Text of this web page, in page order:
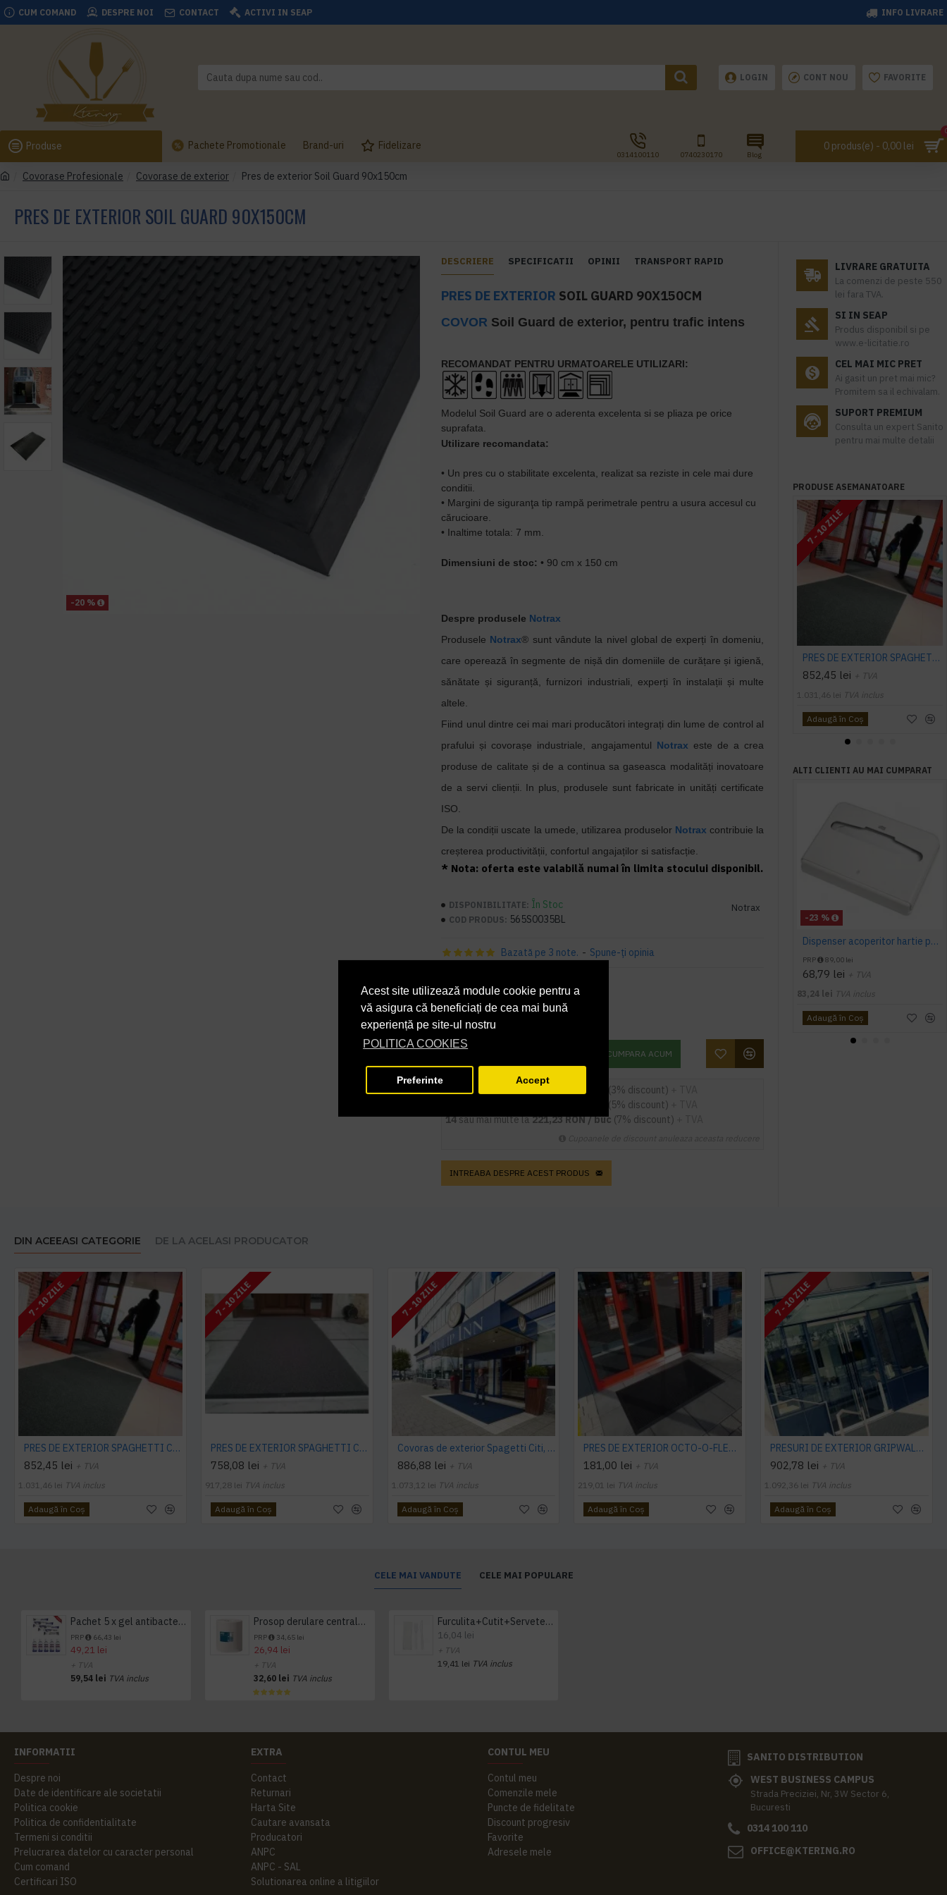
Acest site utilizează module cookie pentru a
vă asigura că beneficiați de cea mai bună
experiență pe site-ul nostru
POLITICA COOKIES
Preferinte Accept
CUM COMAND DESPRE NOI CONTACT ACTIVI IN SEAP INFO LIVRARE
LOGIN CONT NOU FAVORITE
Produse Pachete Promotionale Brand-uri Fidelizare
0314100110 0740230170 Blog
0 produs(e) - 0,00 lei
Covorase Profesionale Covorase de exterior Pres de exterior Soil Guard 90x150cm
PRES DE EXTERIOR SOIL GUARD 90X150CM
-20 %
DESCRIERE SPECIFICATII OPINII TRANSPORT RAPID
PRES DE EXTERIOR SOIL GUARD 90X150CM
COVOR Soil Guard de exterior, pentru trafic intens
RECOMANDAT PENTRU URMATOARELE UTILIZARI:
Modelul Soil Guard are o aderenta excelenta si se pliaza pe orice
suprafata.
Utilizare recomandata:
• Un pres cu o stabilitate excelenta, realizat sa reziste in cele mai dure
conditii.
• Margini de siguranţa tip rampă perimetrale pentru a usura accesul cu
cărucioare.
• Inaltime totala: 7 mm.
Dimensiuni de stoc: • 90 cm x 150 cm
Despre produsele Notrax
Produsele Notrax® sunt vândute la nivel global de experți în domeniu,
care operează în segmente de nișă din domeniile de curățare și igienă,
sănătate și siguranță, furnizori industriali, experți în instalații și multe
altele.
Fiind unul dintre cei mai mari producători integrați din lume de control al
prafului și covorașe industriale, angajamentul Notrax este de a crea
produse de calitate și de a continua sa gaseasca modalități inovatoare
de a servi clienții. In plus, produsele sunt fabricate in unități certificate
ISO.
De la condiții uscate la umede, utilizarea produselor Notrax contribuie la
creșterea productivității, confortul angajaților si satisfacție.
* Nota: oferta este valabilă numai în limita stocului disponibil.
DISPONIBILITATE: În Stoc
COD PRODUS: 565S0035BL
Notrax
Bazată pe 3 note. - Spune-ţi opinia
237,88 lei+ TVA
287,83 leiTVA inclus
CUMPARA ACUM
5sau mai multe la 230,74 RON / buc (3% discount)
(5% discount)
14sau mai multe la221,23 RON / buc (7% discount)
INTREABA DESPRE ACEST PRODUS
LIVRARE GRATUITA
La comenzi de peste 550
lei fara TVA.
SI IN SEAP
Produs disponibil si pe
www.e-licitatie.ro
CEL MAI MIC PRET
Ai gasit un pret mai mic?
Promitem sa il echivalam.
SUPORT PREMIUM
Consulta un expert Sanito
pentru mai multe detalii
PRODUSE ASEMANATOARE
7 - 10 ZILE
PRES DE EXTERIOR SPAGHETTI CITI 10 MM, CU STRAT SUPORT
852,45 lei + TVA
1.031,46 lei TVA inclus
Adaugă în Coş
ALTI CLIENTI AU MAI CUMPARAT
-23 %
Dispenser acoperitor hartie pentru colac WC, Tork
PRP 89,00 lei
68,79 lei + TVA
83,24 lei TVA inclus
Adaugă în Coş
DIN ACEEASI CATEGORIE DE LA ACELASI PRODUCATOR
7 - 10 ZILE
PRES DE EXTERIOR SPAGHETTI CITI 10 MM, CU STRAT SUPORT
852,45 lei + TVA
1.031,46 lei TVA inclus
Adaugă în Coş
7 - 10 ZILE
PRES DE EXTERIOR SPAGHETTI CITI 14 MM, FARA STRAT SUPORT, CARBUNE
758,08 lei + TVA
917,28 lei TVA inclus
Adaugă în Coş
7 - 10 ZILE
Covoras de exterior Spagetti Citi, 16 mm, cu strat suport
886,88 lei + TVA
1.073,12 lei TVA inclus
Adaugă în Coş
PRES DE EXTERIOR OCTO-O-FLEX, cu rampa perimetrala
181,00 lei + TVA
219,01 lei TVA inclus
Adaugă în Coş
7 - 10 ZILE
PRESURI DE EXTERIOR GRIPWALKER
902,78 lei + TVA
1.092,36 lei TVA inclus
Adaugă în Coş
CELE MAI VANDUTE CELE MAI POPULARE
Pachet 5 x gel antibacterian 50ml si 3 x Servetele antibacteriene 48 buc Hygienium
PRP 66,43 lei
49,21 lei
+ TVA
59,54 lei TVA inclus
Prosop derulare centrala 1 pliu, 300 m Tork
PRP 34,65 lei
26,94 lei
+ TVA
32,60 lei TVA inclus
Furculita+Cutit+Servetel 100buc/set
16,04 lei
+ TVA
19,41 lei TVA inclus
INFORMATII
Despre noi
Date de identificare ale societatii
Politica cookie
Politica de confidentialitate
Termeni si conditii
Prelucrarea datelor cu caracter personal
Cum comand
Certificari ISO
EXTRA
Contact
Returnari
Harta Site
Cautare avansata
Producatori
ANPC
ANPC - SAL
Solutionarea online a litigiilor
CONTUL MEU
Contul meu
Comenzile mele
Puncte de fidelitate
Discount progresiv
Favorite
Adresele mele
SANITO DISTRIBUTION
WEST BUSINESS CAMPUS
Strada Preciziei, Nr, 3W Sector 6,
Bucuresti
0314 100 110
OFFICE@KTERING.RO